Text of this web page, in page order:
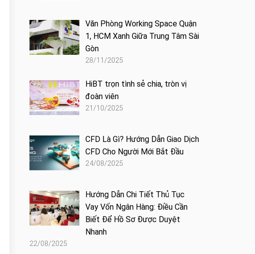
Văn Phòng Working Space Quận
1, HCM Xanh Giữa Trung Tâm Sài
Gòn
28/11/2025
HiBT trọn tình sẻ chia, tròn vị
đoàn viên
21/10/2025
CFD Là Gì? Hướng Dẫn Giao Dịch
CFD Cho Người Mới Bắt Đầu
24/08/2025
Hướng Dẫn Chi Tiết Thủ Tục
Vay Vốn Ngân Hàng: Điều Cần
Biết Để Hồ Sơ Được Duyệt
Nhanh
22/08/2025